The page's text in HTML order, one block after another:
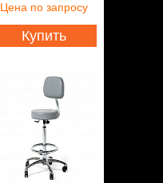
Цена по запросу
Купить